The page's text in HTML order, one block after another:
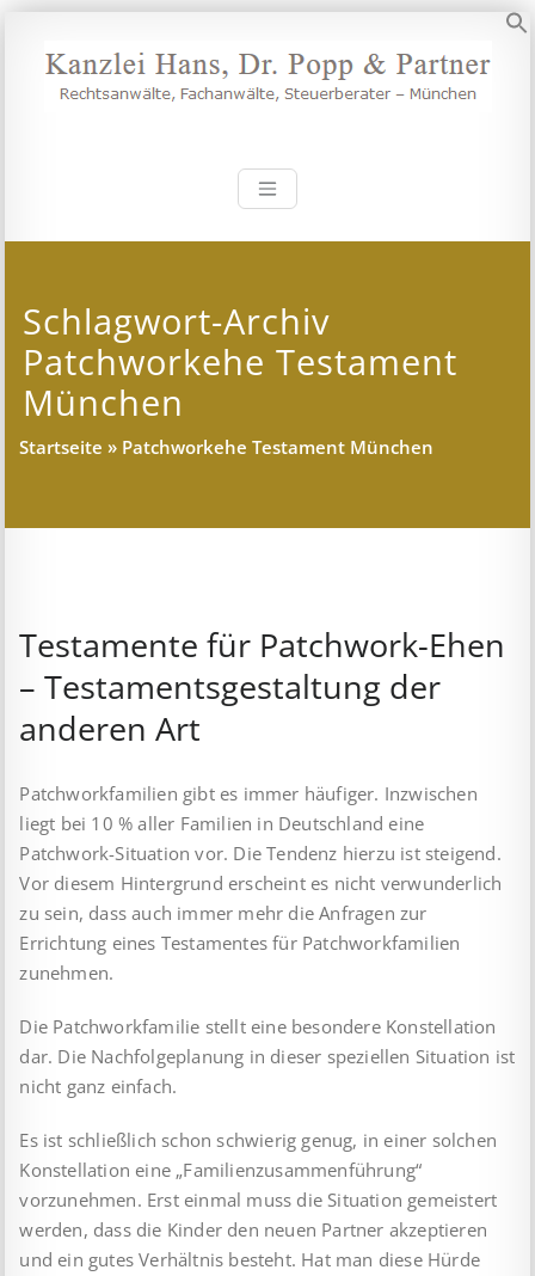
Inhalt
springen
Kanzlei Hans,
Schlagwort-Archiv
Patchworkehe Testament
München
Startseite » Patchworkehe Testament München
Testamente für Patchwork-Ehen
– Testamentsgestaltung der
anderen Art
Patchworkfamilien gibt es immer häufiger. Inzwischen
liegt bei 10 % aller Familien in Deutschland eine
Patchwork-Situation vor. Die Tendenz hierzu ist steigend.
Vor diesem Hintergrund erscheint es nicht verwunderlich
zu sein, dass auch immer mehr die Anfragen zur
Errichtung eines Testamentes für Patchworkfamilien
zunehmen.
Die Patchworkfamilie stellt eine besondere Konstellation
dar. Die Nachfolgeplanung in dieser speziellen Situation ist
nicht ganz einfach.
Es ist schließlich schon schwierig genug, in einer solchen
Konstellation eine „Familienzusammenführung“
vorzunehmen. Erst einmal muss die Situation gemeistert
werden, dass die Kinder den neuen Partner akzeptieren
und ein gutes Verhältnis besteht. Hat man diese Hürde